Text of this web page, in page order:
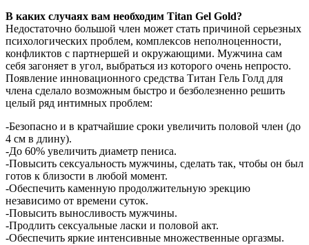
В каких случаях вам необходим Titan Gel Gold?
Недостаточно большой член может стать причиной серьезных
психологических проблем, комплексов неполноценности,
конфликтов с партнершей и окружающими. Мужчина сам
себя загоняет в угол, выбраться из которого очень непросто.
Появление инновационного средства Титан Гель Голд для
члена сделало возможным быстро и безболезненно решить
целый ряд интимных проблем:
-Безопасно и в кратчайшие сроки увеличить половой член (до
4 см в длину).
-До 60% увеличить диаметр пениса.
-Повысить сексуальность мужчины, сделать так, чтобы он был
готов к близости в любой момент.
-Обеспечить каменную продолжительную эрекцию
независимо от времени суток.
-Повысить выносливость мужчины.
-Продлить сексуальные ласки и половой акт.
-Обеспечить яркие интенсивные множественные оргазмы.